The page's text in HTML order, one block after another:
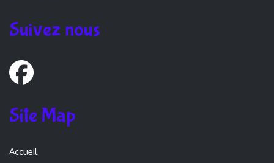
Suivez nous
Site Map
Accueil